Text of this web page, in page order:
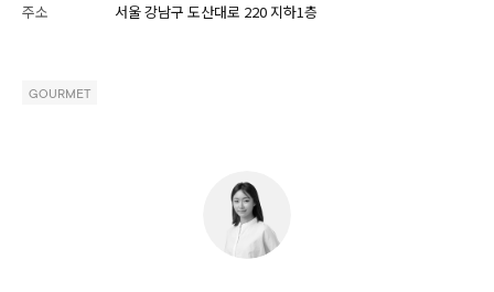
주소 서울 강남구 도산대로 220 지하1층
GOURMET